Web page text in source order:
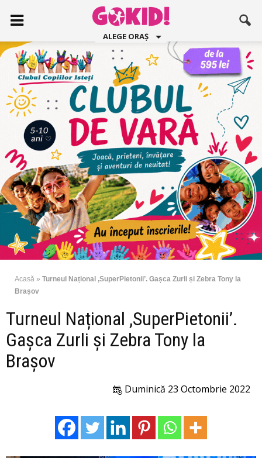
ALEGE ORAȘ
Acasă » Turneul Național ,SuperPietonii’. Gașca Zurli și Zebra Tony la
Brașov
Turneul Național ,SuperPietonii’.
Gașca Zurli și Zebra Tony la
Brașov
Duminică 23 Octombrie 2022